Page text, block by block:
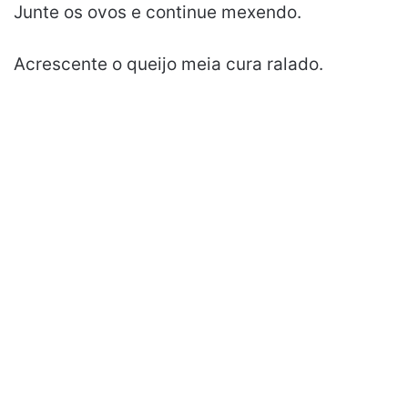
Junte os ovos e continue mexendo.
Acrescente o queijo meia cura ralado.